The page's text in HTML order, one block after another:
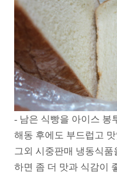
- 남은 식빵을 아이스 봉
해동 후에도 부드럽고
그외 시중판매 냉동식
하면 좀 더 맛과 식감이